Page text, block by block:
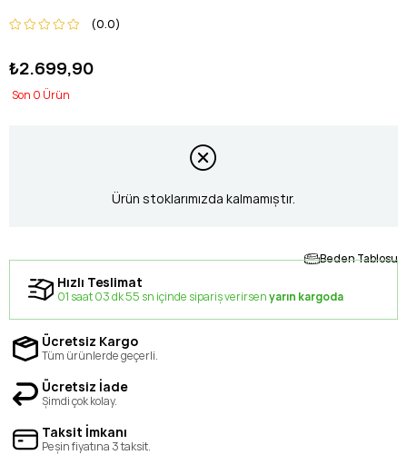
0.0
₺2.699,90
0
Ürün stoklarımızda kalmamıştır.
Beden Tablosu
Hızlı Teslimat
01 saat 03 dk 55 sn içinde sipariş verirsenyarın kargoda
Ücretsiz Kargo
Tüm ürünlerde geçerli.
Ücretsiz İade
Şimdi çok kolay.
Taksit İmkanı
Peşin fiyatına 3 taksit.